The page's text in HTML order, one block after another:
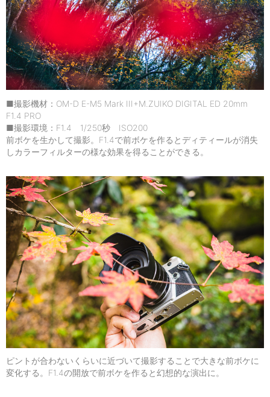
■撮影機材：OM-D E-M5 Mark III+M.ZUIKO DIGITAL ED 20mm
F1.4 PRO
■撮影環境：F1.4 1/250秒 ISO200
前ボケを生かして撮影。F1.4で前ボケを作るとディティールが消失
しカラーフィルターの様な効果を得ることができる。
ピントが合わないくらいに近づいて撮影することで大きな前ボケに
変化する。F1.4の開放で前ボケを作ると幻想的な演出に。